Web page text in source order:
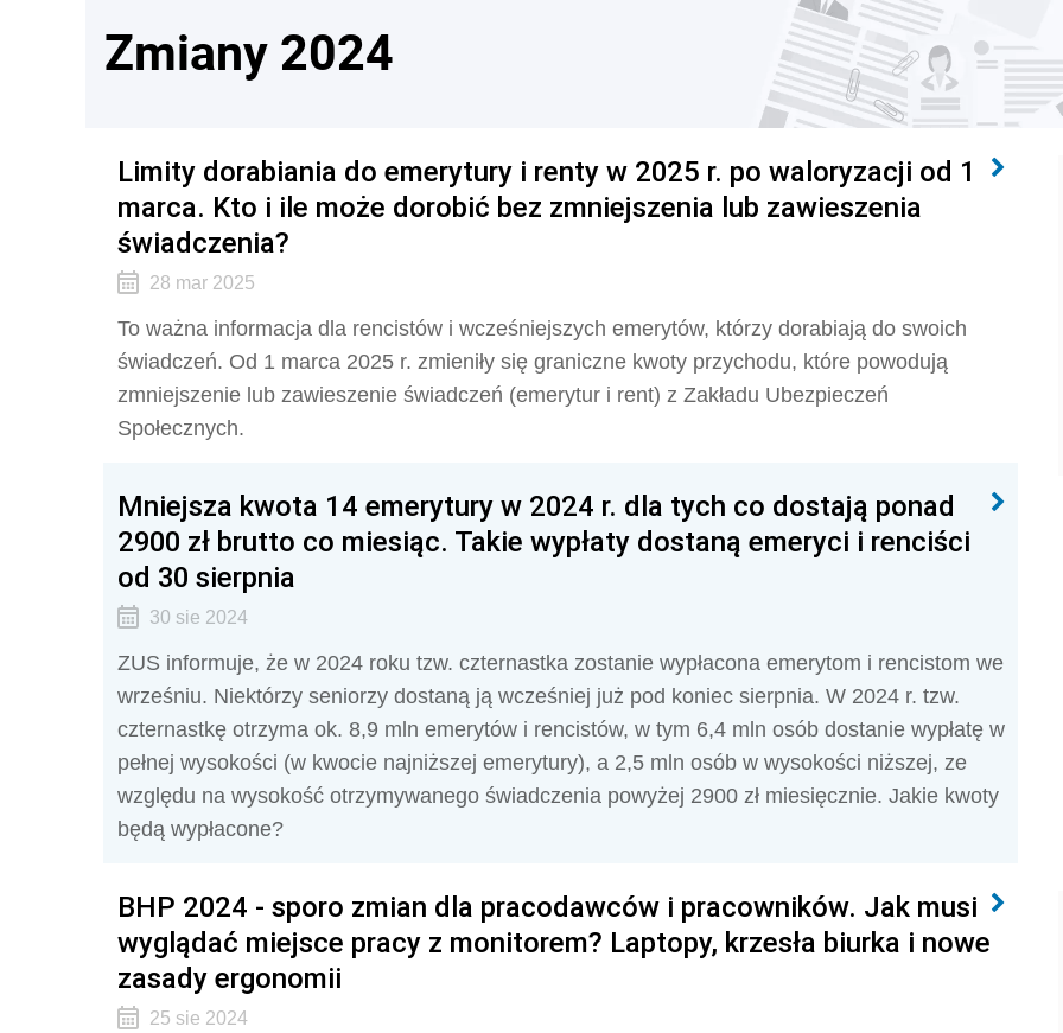
Zmiany 2024
Limity dorabiania do emerytury i renty w 2025 r. po waloryzacji od 1
marca. Kto i ile może dorobić bez zmniejszenia lub zawieszenia
świadczenia?
28 mar 2025
To ważna informacja dla rencistów i wcześniejszych emerytów, którzy dorabiają do swoich
świadczeń. Od 1 marca 2025 r. zmieniły się graniczne kwoty przychodu, które powodują
zmniejszenie lub zawieszenie świadczeń (emerytur i rent) z Zakładu Ubezpieczeń
Społecznych.
Mniejsza kwota 14 emerytury w 2024 r. dla tych co dostają ponad
2900 zł brutto co miesiąc. Takie wypłaty dostaną emeryci i renciści
od 30 sierpnia
30 sie 2024
ZUS informuje, że w 2024 roku tzw. czternastka zostanie wypłacona emerytom i rencistom we
wrześniu. Niektórzy seniorzy dostaną ją wcześniej już pod koniec sierpnia. W 2024 r. tzw.
czternastkę otrzyma ok. 8,9 mln emerytów i rencistów, w tym 6,4 mln osób dostanie wypłatę w
pełnej wysokości (w kwocie najniższej emerytury), a 2,5 mln osób w wysokości niższej, ze
względu na wysokość otrzymywanego świadczenia powyżej 2900 zł miesięcznie. Jakie kwoty
będą wypłacone?
BHP 2024 - sporo zmian dla pracodawców i pracowników. Jak musi
wyglądać miejsce pracy z monitorem? Laptopy, krzesła biurka i nowe
zasady ergonomii
25 sie 2024